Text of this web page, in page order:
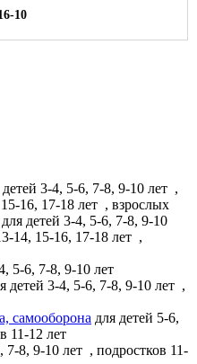
10
детей 3-4, 5-6, 7-8, 9-10 лет ,
16, 17-18 лет , взрослых
для детей 3-4, 5-6, 7-8, 9-10
14, 15-16, 17-18 лет ,
5-6, 7-8, 9-10 лет
детей 3-4, 5-6, 7-8, 9-10 лет ,
самооборона для детей 5-6,
11-12 лет
7-8, 9-10 лет , подростков 11-